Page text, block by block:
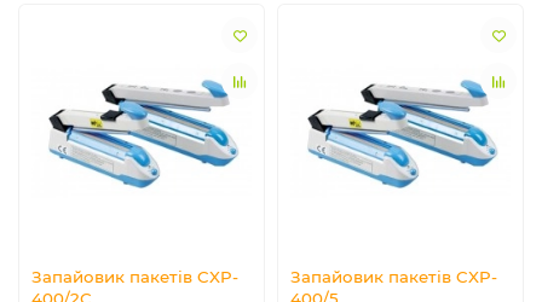
Запайовик пакетів CXP-
400/2С
Запайовик пакетів CXP-
400/5